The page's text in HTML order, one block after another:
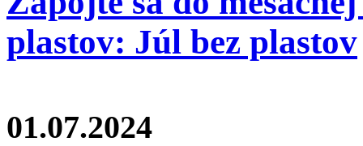
plastov: Júl bez plastov
01.07.2024